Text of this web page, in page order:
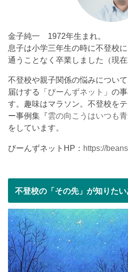
金子純一 1972年生まれ。
息子は小学三年生の時に不登校
通うことなく卒業しました（現在
不登校や親子関係の悩みについ
届けする「 びーんずネット 」の
す。趣味はマラソン。不登校を
ー事例集『雲の向こうはいつも
をしています。
びーんずネットHP： https://
不登校の「その先」が知りた